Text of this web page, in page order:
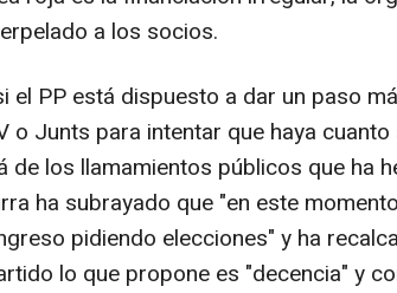
a los socios.
el PP está dispuesto a dar un paso
o Junts para intentar que haya cuanto
de los llamamientos públicos que ha
ha subrayado que "en este
pidiendo elecciones" y ha
lo que propone es "decencia" y